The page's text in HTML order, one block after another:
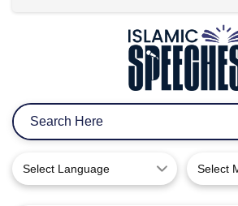
Select Language Select